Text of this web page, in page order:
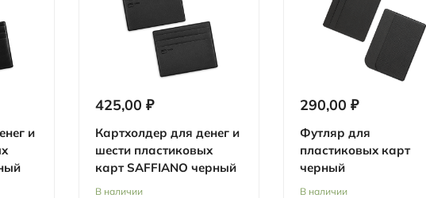
и
425,00 ₽
Картхолдер для денег и
шести пластиковых
карт SAFFIANO черный
В наличии
290,00 ₽
Футляр для
пластиковых карт
черный
В наличии